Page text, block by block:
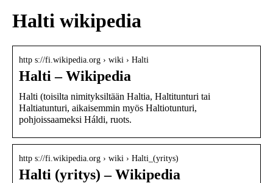
Halti wikipedia
http s://fi.wikipedia.org › wiki › Halti
Halti – Wikipedia
Halti (toisilta nimityksiltään Haltia, Haltitunturi tai
Haltiatunturi, aikaisemmin myös Haltiotunturi,
pohjoissaameksi Háldi, ruots.
http s://fi.wikipedia.org › wiki › Halti_(yritys)
Halti (yritys) – Wikipedia